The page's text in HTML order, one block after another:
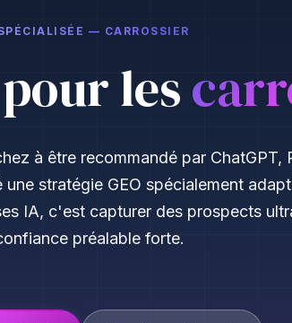
— CARROSSIER
les
à être recommandé par ChatGPT,
stratégie GEO spécialement
IA, c'est capturer des prospects
préalable forte.